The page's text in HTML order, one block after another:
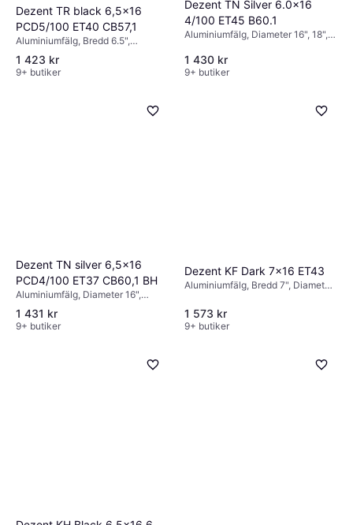
Dezent TR black 6,5x16
PCD5/100 ET40 CB57,1
Aluminiumfälg, Bredd 6.5",
Diameter 16", Svart
1 423 kr
9+ butiker
Dezent TN Silver 6.0x16
4/100 ET45 B60.1
Aluminiumfälg, Diameter 16", 18",
1 430 kr
9+ butiker
Dezent TN silver 6,5x16
PCD4/100 ET37 CB60,1 BH
Aluminiumfälg, Diameter 16",
Svart, Silver
1 431 kr
9+ butiker
Dezent KF Dark 7x16 ET43
Aluminiumfälg, Bredd 7", Diameter
1 573 kr
9+ butiker